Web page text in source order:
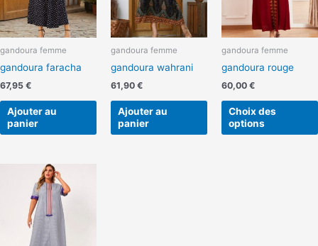
gandoura femme
gandoura faracha
67,95 €
Ajouter au
panier
gandoura femme
gandoura wahrani
61,90 €
Ajouter au
panier
gandoura femme
gandoura rouge
60,00 €
Choix des
options